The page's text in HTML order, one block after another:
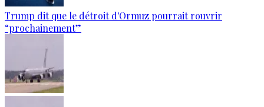
Trump dit que le détroit d'Ormuz pourrait rouvrir
“prochainement”